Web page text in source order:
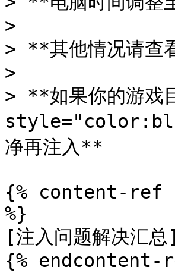
>
> **其他情况请查
>
> **如果你的游戏
净再注入**
{% content-ref
%}
[注入问题解决汇
{% endcontent-